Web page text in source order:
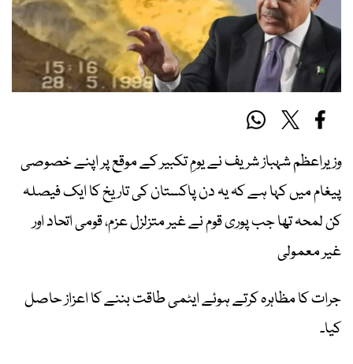
وزیراعظم شہباز شریف نے یومِ تکبیر کے موقع پر اپنے خصوصی
پیغام میں کہا ہے کہ یہ دن پاکستان کی تاریخ کا ایک فیصلہ
کن لمحہ تھا جب پوری قوم نے غیر متزلزل عزم، قومی اتحاد اور
غیر معمولی
جرات کا مظاہرہ کرتے ہوئے ایٹمی طاقت بننے کا اعزاز حاصل
کیا۔